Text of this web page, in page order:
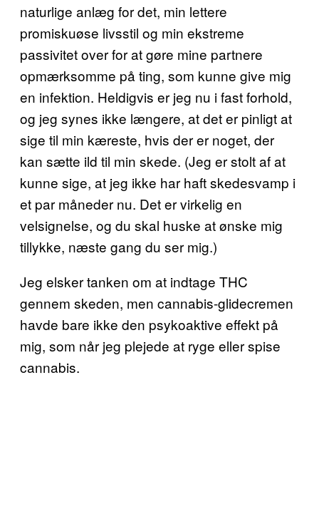
naturlige anlæg for det, min lettere
promiskuøse livsstil og min ekstreme
passivitet over for at gøre mine partnere
opmærksomme på ting, som kunne give mig
en infektion. Heldigvis er jeg nu i fast forhold,
og jeg synes ikke længere, at det er pinligt at
sige til min kæreste, hvis der er noget, der
kan sætte ild til min skede. (Jeg er stolt af at
kunne sige, at jeg ikke har haft skedesvamp i
et par måneder nu. Det er virkelig en
velsignelse, og du skal huske at ønske mig
tillykke, næste gang du ser mig.)
Jeg elsker tanken om at indtage THC
gennem skeden, men cannabis-glidecremen
havde bare ikke den psykoaktive effekt på
mig, som når jeg plejede at ryge eller spise
cannabis.